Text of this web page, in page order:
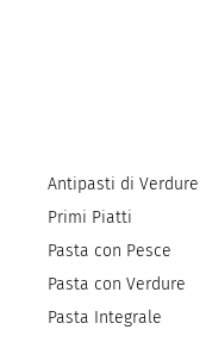
Antipasti di Verdure
Primi Piatti
Pasta con Pesce
Pasta con Verdure
Pasta Integrale